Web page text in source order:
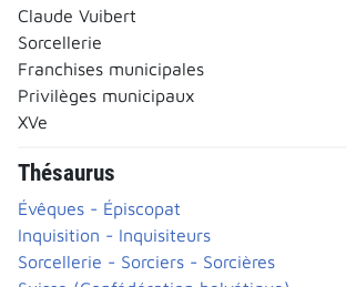
Claude Vuibert
Sorcellerie
Franchises municipales
Privilèges municipaux
XVe
Thésaurus
Évêques - Épiscopat
Inquisition - Inquisiteurs
Sorcellerie - Sorciers - Sorcières